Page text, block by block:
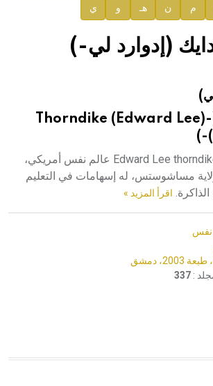
الثامن عشر من الموسوعة الطبية
العربية تطلق موسوعات جديدة في عام 2026
م ن هـ و ي
(إدوارد لي-)
Thorndike (Edward
إدوارد لي ثورندايك Edward Lee thorndike عالم نفس أمريكي،
مساشوستس، له إسهامات في التعليم
اقرأ المزيد »
نفس
دمشق
:
337